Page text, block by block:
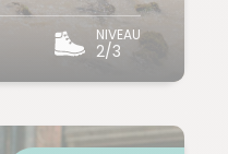
NIVEAU
2/3